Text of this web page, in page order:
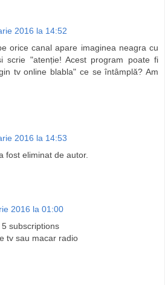
2016 la 14:52
orice canal apare imaginea neagra cu
scrie "atenție! Acest program poate fi
tv online blabla" ce se întâmplă? Am
2016 la 14:53
fost eliminat de autor.
2016 la 01:00
subscriptions
tv sau macar radio